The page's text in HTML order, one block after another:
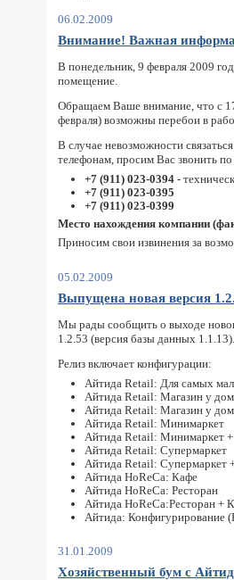
06.02.2009
Внимание! Важная
В понедельник, 9 февраля 2009
помещение.
Обращаем Ваше внимание, что с
февраля) возможны перебои в
В случае невозможности
телефонам, просим Вас звонить
+7 (911) 023-0394 -
+7 (911) 023-0395
+7 (911) 023-0399
Место нахождения компании
Приносим свои извинения за
05.02.2009
Выпущена новая версия
Мы рады сообщить о выходе
1.2.53 (версия базы данных 1.1.13).
Релиз включает конфигурации:
Айтида Retail: Для самых
Айтида Retail: Магазин у
Айтида Retail: Магазин у
Айтида Retail: Минимаркет
Айтида Retail: Минимаркет
Айтида Retail: Супермаркет
Айтида Retail: Супермаркет
Айтида HoReCa: Кафе
Айтида HoReCa: Ресторан
Айтида HoReCa:Ресторан +
Айтида: Конфигурирование
31.01.2009
Хозяйственный бум с